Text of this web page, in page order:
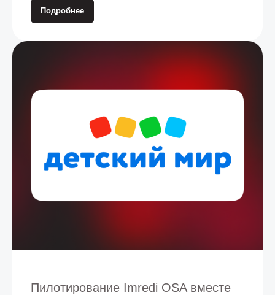
Подробнее
Пилотирование Imredi OSA вместе